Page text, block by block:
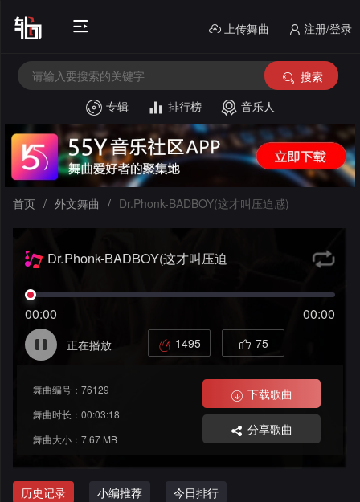
上传舞曲 注册/登录
搜索
专辑
排行榜 音乐人
音
House
中
外
文
舞
曲
首页 / 外文舞曲 / Dr.Phonk-BADBOY(这才叫压迫感)
1495 75
Dr.Phonk-BADBOY(这才叫压迫
00:00 00:00
正在播放
舞曲编号：76129
舞曲时长：00:03:18
舞曲大小：7.67 MB
下载歌曲
分享歌曲
历史记录 小编推荐 今日排行